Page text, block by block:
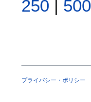
250 | 500
プライバシー・ポリシー